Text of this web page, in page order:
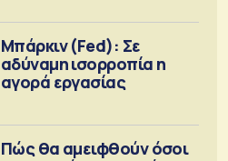
Μπάρκιν (Fed): Σε
αδύναμη ισορροπία η
αγορά εργασίας
Πώς θα αμειφθούν όσοι